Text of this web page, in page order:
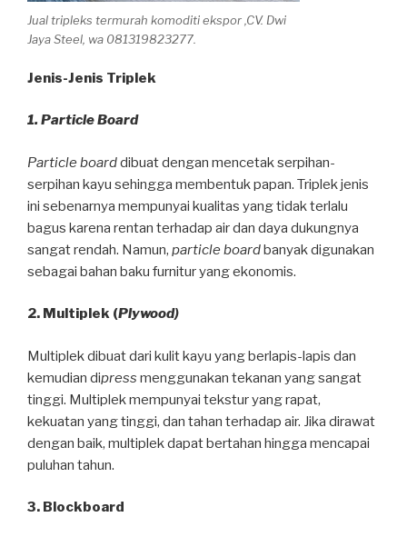
Jual tripleks termurah komoditi ekspor ,CV. Dwi
Jaya Steel, wa 081319823277.
Jenis-Jenis Triplek
1. Particle Board
Particle boarddibuat dengan mencetak serpihan-
serpihan kayu sehingga membentuk papan. Triplek jenis
ini sebenarnya mempunyai kualitas yang tidak terlalu
bagus karena rentan terhadap air dan daya dukungnya
sangat rendah. Namun, particle boardbanyak digunakan
sebagai bahan baku furnitur yang ekonomis.
2. Multiplek (Plywood)
Multiplek dibuat dari kulit kayu yang berlapis-lapis dan
kemudian dipress menggunakan tekanan yang sangat
tinggi. Multiplek mempunyai tekstur yang rapat,
kekuatan yang tinggi, dan tahan terhadap air. Jika dirawat
dengan baik, multiplek dapat bertahan hingga mencapai
puluhan tahun.
3. Blockboard